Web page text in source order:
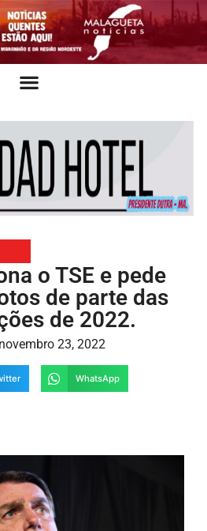
o TSE e pede
de parte das
de 2022.
novembro 23, 2022
WhatsApp